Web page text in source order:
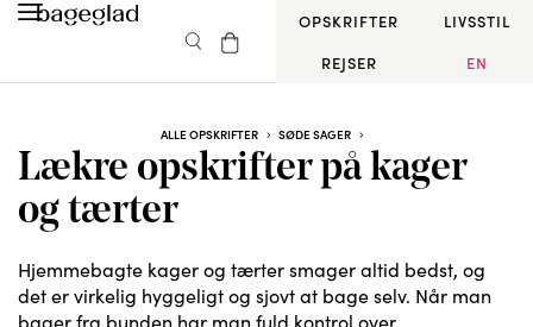
OPSKRIFTER
LIVSSTIL
REJSER
EN
ALLE OPSKRIFTER SØDE SAGER
Lækre opskrifter på kager
og tærter
Hjemmebagte kager og tærter smager altid bedst, og
det er virkelig hyggeligt og sjovt at bage selv. Når man
bager fra bunden har man fuld kontrol over